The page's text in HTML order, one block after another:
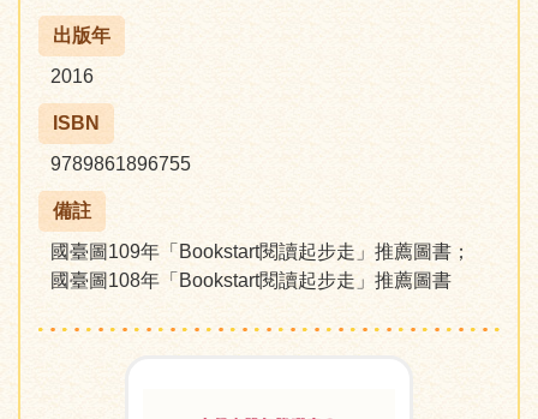
出版年
2016
ISBN
9789861896755
備註
國臺圖109年「Bookstart閱讀起步走」推薦圖書；
國臺圖108年「Bookstart閱讀起步走」推薦圖書